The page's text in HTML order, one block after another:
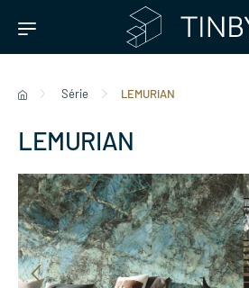
Série LEMURIAN
LEMURIAN